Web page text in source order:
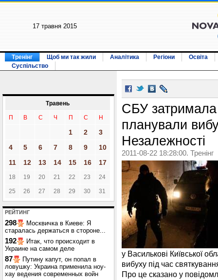
17 травня 2015
Тренінг Щоб ми так жили Аналітика Регіони
Освіта
Суспільство
Травень
П В С Ч П С Н
1 2
3
4
5 6 7 8 9
10
11
12 13 14 15 16 17
18 19 20 21 22 23 24
25 26 27 28 29 30 31
РЕЙТИНГ
298
Москвичка в Киеве: Я
старалась держаться в стороне...
192
Итак, что происходит в
Украине на самом деле
87
Путину капут, он попал в
ловушку: Украина применила ноу-
хау ведения современных войн
СБУ затримала
планували
Незалежності
2011-08-22 18:28:00. Тренінг
у Василькові Київської
вибуху під час
Про це сказано у